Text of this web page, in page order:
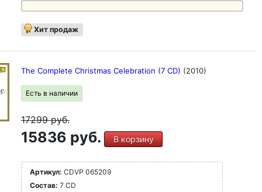
Хит продаж
The Complete Christmas Celebration (7 CD) (2010)
Есть в наличии
17299руб.
15836 руб. В корзину
Артикул: CDVP 065209
Состав: 7 CD